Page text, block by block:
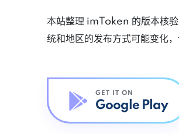
本站整理 imToken 的版本核验
统和地区的发布方式可能变化
GET IT ON
Google Play